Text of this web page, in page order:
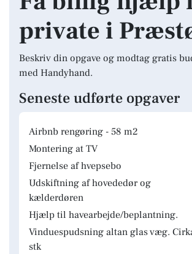
private i
Beskriv din opgave og modtag gratis
med Handyhand.
Seneste udførte opgaver
Airbnb rengøring - 58 m2
Montering at TV
Fjernelse af hvepsebo
Udskiftning af hovededør og
kælderdøren
Hjælp til havearbejde/beplantning.
Vinduespudsning altan glas væg.
stk